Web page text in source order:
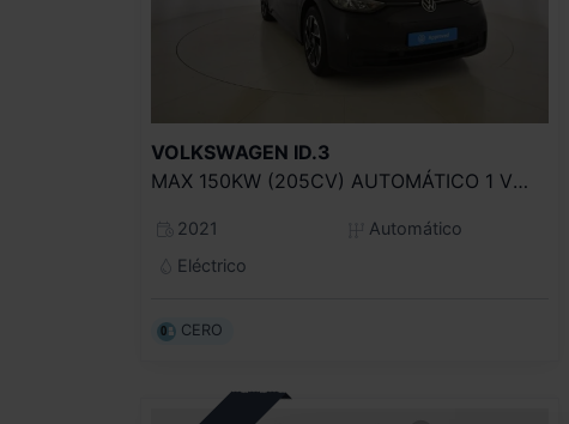
VOLKSWAGEN ID.3
MAX 150KW (205CV) AUTOMÁTICO 1 VEL.
2021
Automático
Eléctrico
CERO